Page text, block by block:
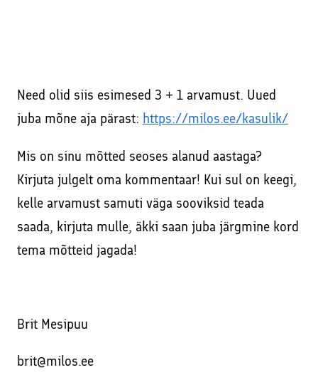
Need olid siis esimesed 3 + 1 arvamust. Uued
juba mõne aja pärast: https://milos.ee/kasulik/
Mis on sinu mõtted seoses alanud aastaga?
Kirjuta julgelt oma kommentaar! Kui sul on keegi,
kelle arvamust samuti väga sooviksid teada
saada, kirjuta mulle, äkki saan juba järgmine kord
tema mõtteid jagada!
Brit Mesipuu
brit@milos.ee